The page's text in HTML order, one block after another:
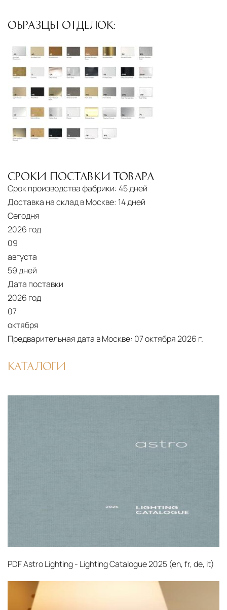
Доставка до адреса— транспортировка
товара от нашего склада непосредственно к
месту назначения с соблюдением сроков
Профессиональная выгрузка
квалифицированные грузчики
осуществляют разгрузку с применением
специального оборудования и техники
Подъём на этажи— доставка мебели и
средств
Распаковка и расстановка
— специалисты
распаковывают товар и устанавливают его в
указанное место
очистка помещения от тары и упаковки
Гарантийная проверка
доставке
Сроки доставки
Москве осуществляется в течение 3-5 рабочих
от удалённости объекта и варьируются от 5 до
специалистов с опытом работы в
международной доставке обеспечивает
механических повреждений на всех этапах
маршрута.
Страхование груза
Все международные
ОБРАЗЦЫ ОТДЕЛОК:
СРОКИ ПОСТАВКИ ТОВАРА
Срок производства фабрики: 45 дней
Доставка на склад в Москве: 14 дней
Сегодня
2026 год
09
августа
59 дней
Дата поставки
2026 год
07
октября
Предварительная дата в Москве: 07 октября 2026 г.
КАТАЛОГИ
PDFAstro Lighting - Lighting Catalogue 2025 (en, fr, de, it)‎